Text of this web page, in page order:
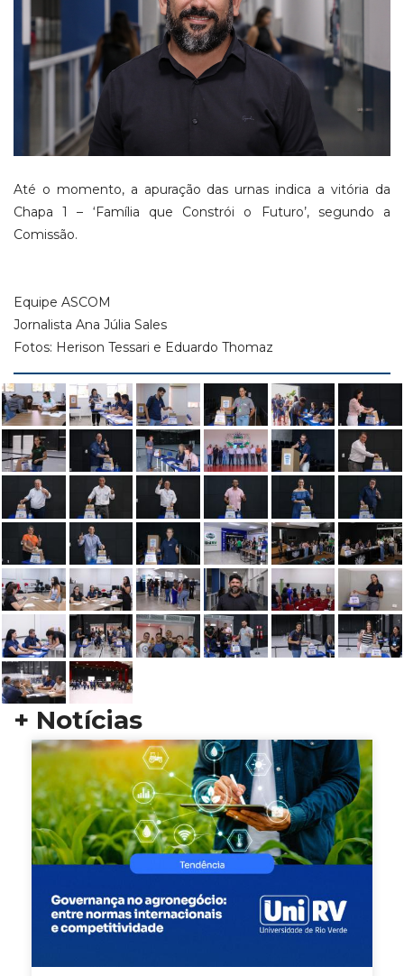
Até o momento, a apuração das urnas indica a vitória da
Chapa 1 – ‘Família que Constrói o Futuro’, segundo a
Comissão.
Equipe ASCOM
Jornalista Ana Júlia Sales
Fotos: Herison Tessari e Eduardo Thomaz
+ Notícias